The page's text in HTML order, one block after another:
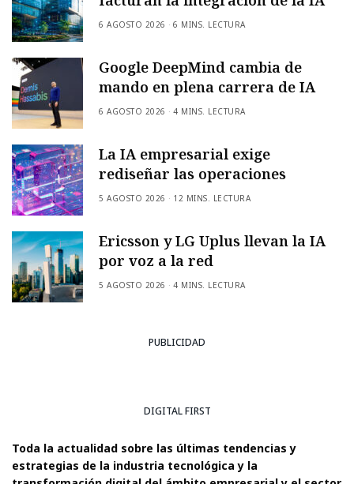
6 AGOSTO 2026 6 MINS. LECTURA
Google DeepMind cambia de
mando en plena carrera de IA
6 AGOSTO 2026 4 MINS. LECTURA
La IA empresarial exige
rediseñar las operaciones
5 AGOSTO 2026 12 MINS. LECTURA
Ericsson y LG Uplus llevan la IA
por voz a la red
5 AGOSTO 2026 4 MINS. LECTURA
PUBLICIDAD
DIGITAL FIRST
Toda la actualidad sobre las últimas tendencias y
estrategias de la industria tecnológica y la